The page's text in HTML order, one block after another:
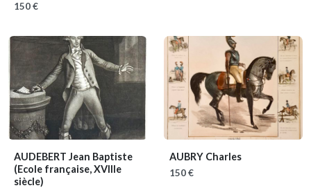
150 €
AUDEBERT Jean Baptiste
(Ecole française, XVIIIe
siècle)
AUBRY Charles
150 €